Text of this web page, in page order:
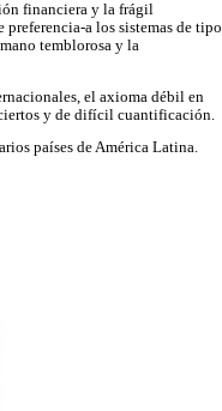
financiera y la frágil
a los sistemas de tipo
temblorosa y la
el axioma débil en
y de difícil cuantificación.
países de América Latina.